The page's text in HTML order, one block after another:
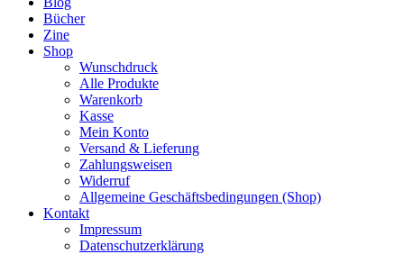
Bücher
Zine
Shop
Wunschdruck
Alle Produkte
Warenkorb
Kasse
Mein Konto
Versand & Lieferung
Zahlungsweisen
Widerruf
Allgemeine Geschäftsbedingungen (Shop)
Kontakt
Impressum
Datenschutzerklärung